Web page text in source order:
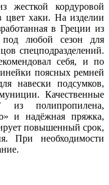
жесткой кордуровой
хаки. На изделии
в Греции из
под любой сезон для
спецподразделений.
себя, и по
поясных ремней
навески подсумков,
Качественные
из полипропилена,
и надёжная пряжка,
повышенный срок,
При необходимости